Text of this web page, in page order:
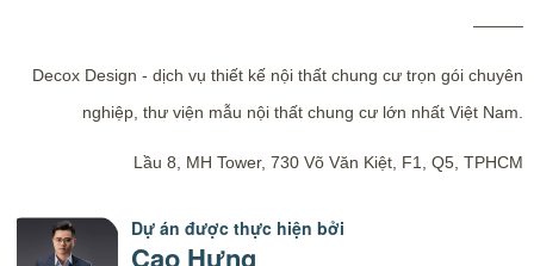
———
Decox Design - dịch vụ thiết kế nội thất chung cư trọn gói chuyên
nghiệp, thư viện mẫu nội thất chung cư lớn nhất Việt Nam.
Lầu 8, MH Tower, 730 Võ Văn Kiệt, F1, Q5, TPHCM
Dự án được thực hiện bởi
Cao Hưng